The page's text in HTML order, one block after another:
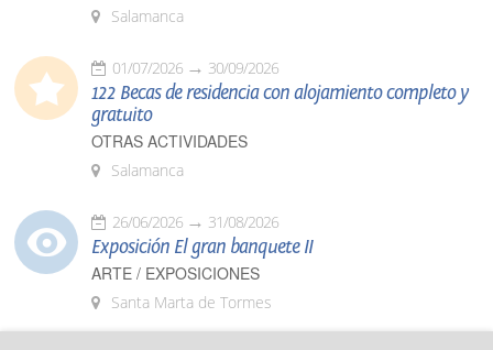
Salamanca
01/07/2026 30/09/2026
122 Becas de residencia con alojamiento completo y
gratuito
OTRAS ACTIVIDADES
Salamanca
26/06/2026 31/08/2026
Exposición El gran banquete II
ARTE / EXPOSICIONES
Santa Marta de Tormes